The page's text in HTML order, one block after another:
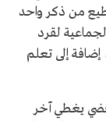
من ذكر واحد
لقرد
إضافة إلى تعلم
يغطي آخر